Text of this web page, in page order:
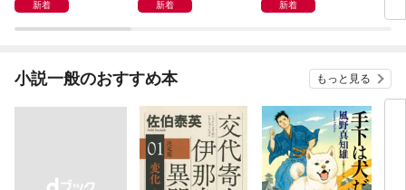
新着 新着 新着
小説一般のおすすめ本 もっと見る